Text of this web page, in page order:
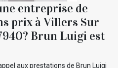
entreprise de
prix à Villers Sur
Brun Luigi est
aux prestations de Brun Luigi